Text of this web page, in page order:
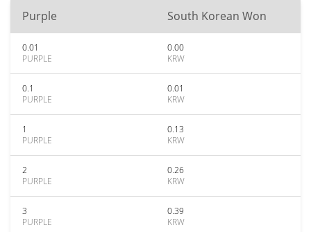
Purple South Korean Won
0.01
PURPLE
0.00
KRW
0.1
PURPLE
0.01
KRW
1
PURPLE
0.13
KRW
2
PURPLE
0.26
KRW
3
PURPLE
0.39
KRW